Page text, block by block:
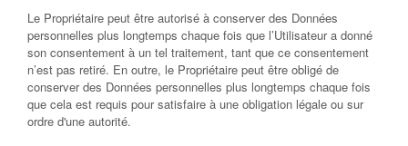
Le Propriétaire peut être autorisé à conserver des Données
personnelles plus longtemps chaque fois que l’Utilisateur a donné
son consentement à un tel traitement, tant que ce consentement
n’est pas retiré. En outre, le Propriétaire peut être obligé de
conserver des Données personnelles plus longtemps chaque fois
que cela est requis pour satisfaire à une obligation légale ou sur
ordre d'une autorité.